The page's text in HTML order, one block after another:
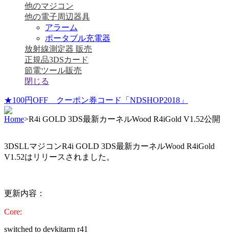
他のマジコン
他の電子周辺器具
アラーム
ポータブル充電器
放射線測定器 販売
正規品3DSカード
節電ツール販売
閉じる
★100円OFF クーポン券コード「NDSHOP2018」
Home>R4i GOLD 3DS最新カーネルWood R4iGold V1.52公開
3DSLLマジコンR4i GOLD 3DS最新カーネルWood R4iGold
V1.52はリリースされました。
更新内容：
Core:
switched to devkitarm r41